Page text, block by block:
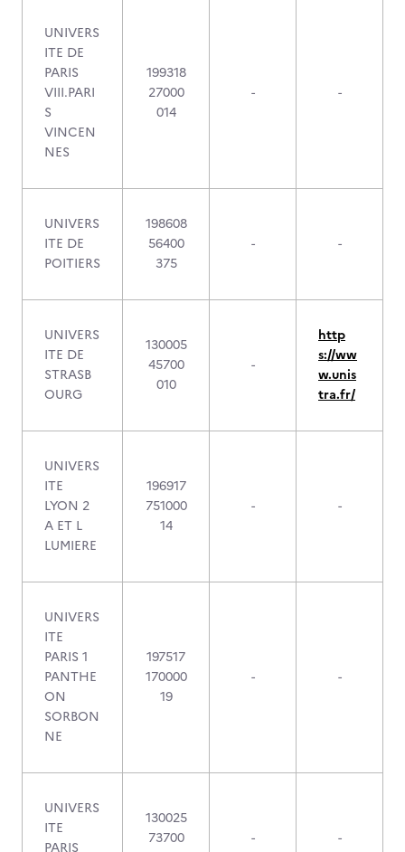
UNIVERS
ITE DE
PARIS
VIII.PARI
S
VINCEN
NES
199318
27000
014
- -
UNIVERS
ITE DE
POITIERS
198608
56400
375
- -
UNIVERS
ITE DE
STRASB
OURG
130005
45700
010
-
http
s://ww
w.unis
tra.fr/
UNIVERS
ITE
LYON 2
A ET L
LUMIERE
196917
751000
14
- -
UNIVERS
ITE
PARIS 1
PANTHE
ON
SORBON
NE
197517
170000
19
- -
UNIVERS
ITE
PARIS
130025
73700
- -